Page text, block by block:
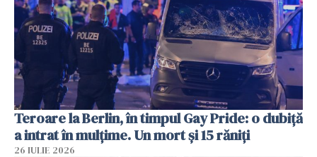
Teroare la Berlin, în timpul Gay Pride: o dubiță
a intrat în mulțime. Un mort și 15 răniți
26 IULIE 2026